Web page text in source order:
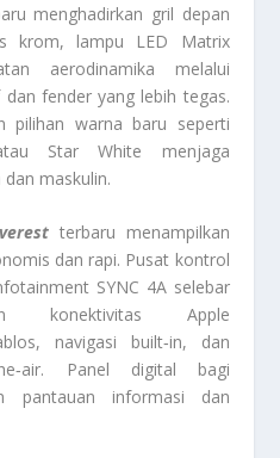
menghadirkan gril depan
krom, lampu LED Matrix
aerodinamika melalui
fender yang lebih tegas.
pilihan warna baru seperti
Star White menjaga
maskulin.
terbaru menampilkan
dan rapi. Pusat kontrol
SYNC 4A selebar
konektivitas Apple
navigasi built‑in, dan
Panel digital bagi
pantauan informasi dan